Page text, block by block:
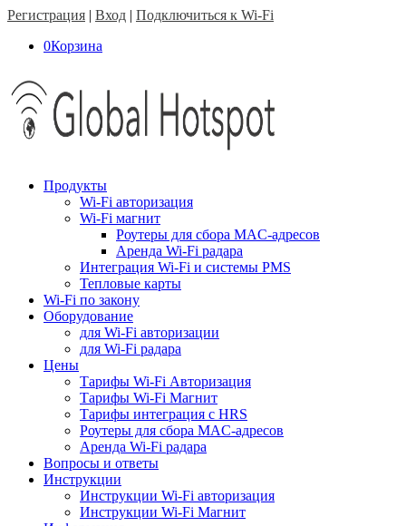
Регистрация | Вход | Подключиться к Wi-Fi
0Корзина
Продукты
Wi-Fi авторизация
Wi-Fi магнит
Роутеры для сбора MAC-адресов
Аренда Wi-Fi радара
Интеграция Wi-Fi и системы PMS
Тепловые карты
Wi-Fi по закону
Оборудование
для Wi-Fi авторизации
для Wi-Fi радара
Цены
Тарифы Wi-Fi Авторизация
Тарифы Wi-Fi Магнит
Тарифы интеграция с HRS
Роутеры для сбора MAC-адресов
Аренда Wi-Fi радара
Вопросы и ответы
Инструкции
Инструкции Wi-Fi авторизация
Инструкции Wi-Fi Магнит